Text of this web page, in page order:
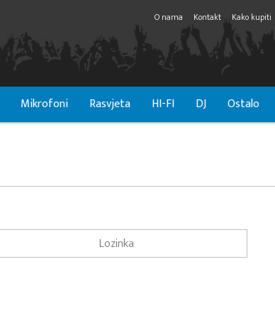
O nama Kontakt Kako kupiti
Mikrofoni Rasvjeta HI-FI DJ Ostalo